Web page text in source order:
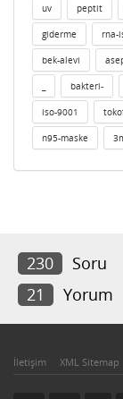
uv peptit
giderme rna-
bek-alevi
bakteri-
iso-9001
n95-maske
230 Soru
21
Yorum
İletişim XML Sitemap